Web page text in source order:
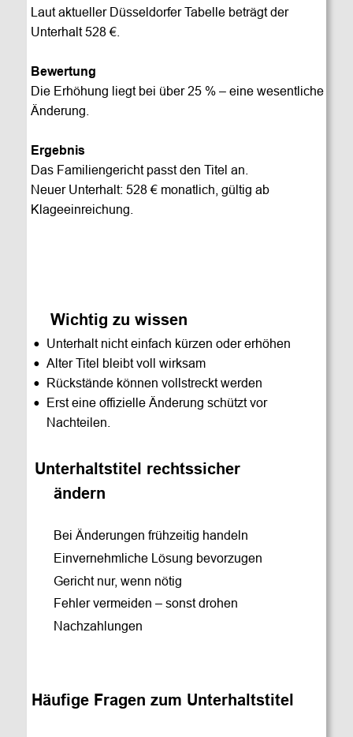
Laut aktueller Düsseldorfer Tabelle beträgt der
Unterhalt 528 €.
Bewertung
Die Erhöhung liegt bei über 25 % – eine wesentliche
Änderung.
Ergebnis
Das Familiengericht passt den Titel an.
Neuer Unterhalt: 528 € monatlich, gültig ab
Klageeinreichung.
Wichtig zu wissen
• Unterhalt nicht einfach kürzen oder erhöhen
• Alter Titel bleibt voll wirksam
• Rückstände können vollstreckt werden
• Erst eine offizielle Änderung schützt vor
Nachteilen.
Unterhaltstitel rechtssicher
    ändern
      Bei Änderungen frühzeitig handeln
      Einvernehmliche Lösung bevorzugen
      Gericht nur, wenn nötig
      Fehler vermeiden – sonst drohen
      Nachzahlungen
Häufige Fragen zum Unterhaltstitel